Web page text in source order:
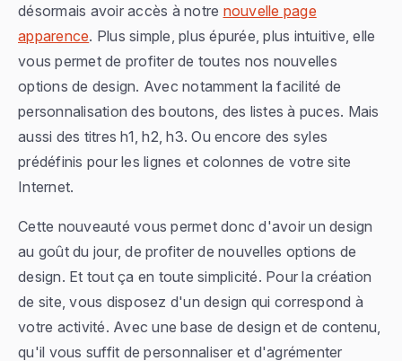
désormais avoir accès à notre nouvelle page
apparence. Plus simple, plus épurée, plus intuitive, elle
vous permet de profiter de toutes nos nouvelles
options de design. Avec notamment la facilité de
personnalisation des boutons, des listes à puces. Mais
aussi des titres h1, h2, h3. Ou encore des syles
prédéfinis pour les lignes et colonnes de votre site
Internet.
Cette nouveauté vous permet donc d'avoir un design
au goût du jour, de profiter de nouvelles options de
design. Et tout ça en toute simplicité. Pour la création
de site, vous disposez d'un design qui correspond à
votre activité. Avec une base de design et de contenu,
qu'il vous suffit de personnaliser et d'agrémenter